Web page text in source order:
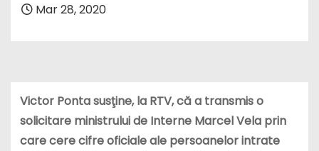
Mar 28, 2020
Victor Ponta susţine, la RTV, că a transmis o
solicitare ministrului de Interne Marcel Vela prin
care cere cifre oficiale ale persoanelor intrate